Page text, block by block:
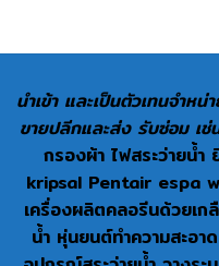
นำเข้า และเป็นตัวเทนจำห
ขายปลีกและส่ง รับซ่อม เช่
กรองผ้า ไฟสระว่ายน้
kripsal Pentair espa
เครื่องผลิตคลอรีนด้วยเก
น้ำ หุ่นยนต์ทำความสะอ